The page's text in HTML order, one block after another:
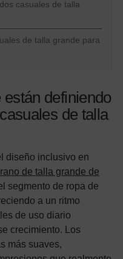
casuales de talla
de talla grande para
definiendo
de talla
diseño inclusivo en
de talla grande de
segmento de ropa de
a un ritmo
de uso diario
crecimiento. Los
más suaves,